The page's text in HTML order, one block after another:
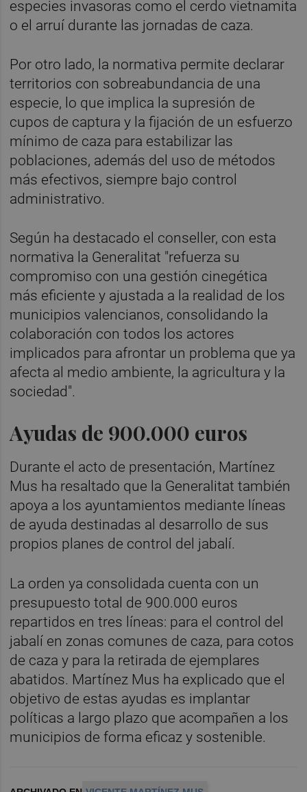
especies invasoras como el cerdo vietnamita
o el arruí durante las jornadas de caza.
Por otro lado, la normativa permite declarar
territorios con sobreabundancia de una
especie, lo que implica la supresión de
cupos de captura y la fijación de un esfuerzo
mínimo de caza para estabilizar las
poblaciones, además del uso de métodos
más efectivos, siempre bajo control
administrativo.
Según ha destacado el conseller, con esta
normativa la Generalitat "refuerza su
compromiso con una gestión cinegética
más eficiente y ajustada a la realidad de los
municipios valencianos, consolidando la
colaboración con todos los actores
implicados para afrontar un problema que ya
afecta al medio ambiente, la agricultura y la
sociedad".
Ayudas de 900.000 euros
Durante el acto de presentación, Martínez
Mus ha resaltado que la Generalitat también
apoya a los ayuntamientos mediante líneas
de ayuda destinadas al desarrollo de sus
propios planes de control del jabalí.
La orden ya consolidada cuenta con un
presupuesto total de 900.000 euros
repartidos en tres líneas: para el control del
jabalí en zonas comunes de caza, para cotos
de caza y para la retirada de ejemplares
abatidos. Martínez Mus ha explicado que el
objetivo de estas ayudas es implantar
políticas a largo plazo que acompañen a los
municipios de forma eficaz y sostenible.